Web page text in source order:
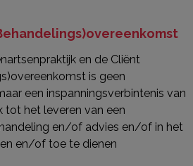
en de Cliënt
is geen
een inspanningsverbintenis van
tot het leveren van een
en/of advies en/of in het
en/of toe te dienen